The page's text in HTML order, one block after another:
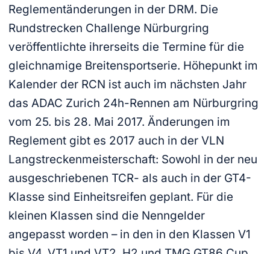
Reglementänderungen in der DRM. Die
Rundstrecken Challenge Nürburgring
veröffentlichte ihrerseits die Termine für die
gleichnamige Breitensportserie. Höhepunkt im
Kalender der RCN ist auch im nächsten Jahr
das ADAC Zurich 24h-Rennen am Nürburgring
vom 25. bis 28. Mai 2017. Änderungen im
Reglement gibt es 2017 auch in der VLN
Langstreckenmeisterschaft: Sowohl in der neu
ausgeschriebenen TCR- als auch in der GT4-
Klasse sind Einheitsreifen geplant. Für die
kleinen Klassen sind die Nenngelder
angepasst worden – in den in den Klassen V1